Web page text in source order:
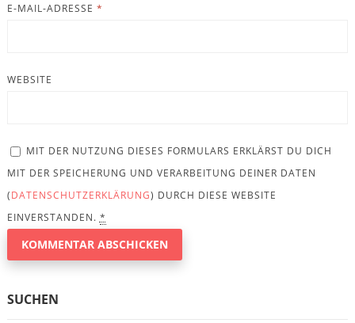
E-MAIL-ADRESSE *
WEBSITE
MIT DER NUTZUNG DIESES FORMULARS ERKLÄRST DU DICH
MIT DER SPEICHERUNG UND VERARBEITUNG DEINER DATEN
(DATENSCHUTZERKLÄRUNG) DURCH DIESE WEBSITE
EINVERSTANDEN. *
SUCHEN